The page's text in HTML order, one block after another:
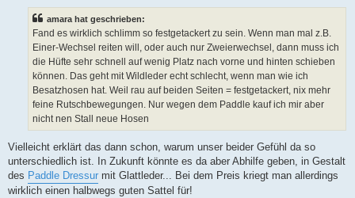
amara hat geschrieben:
Fand es wirklich schlimm so festgetackert zu sein. Wenn man mal z.B.
Einer-Wechsel reiten will, oder auch nur Zweierwechsel, dann muss ich
die Hüfte sehr schnell auf wenig Platz nach vorne und hinten schieben
können. Das geht mit Wildleder echt schlecht, wenn man wie ich
Besatzhosen hat. Weil rau auf beiden Seiten = festgetackert, nix mehr
feine Rutschbewegungen. Nur wegen dem Paddle kauf ich mir aber
nicht nen Stall neue Hosen
Vielleicht erklärt das dann schon, warum unser beider Gefühl da so
unterschiedlich ist. In Zukunft könnte es da aber Abhilfe geben, in Gestalt
des Paddle Dressur mit Glattleder... Bei dem Preis kriegt man allerdings
wirklich einen halbwegs guten Sattel für!